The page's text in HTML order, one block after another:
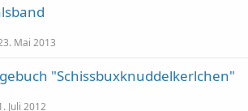
Mai 2013
"Schissbuxknuddelkerlchen"
Juli 2012